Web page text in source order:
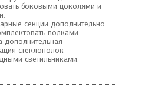
боковыми цоколями и
секции дополнительно
полками.
дополнительная
стеклополок
светильниками.